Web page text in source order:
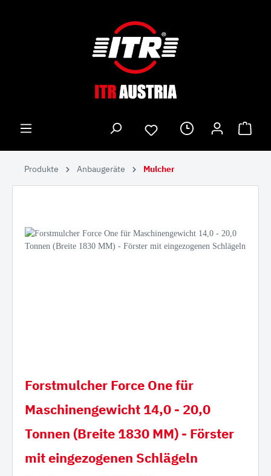
Produkte Anbaugeräte Mulcher
Forstmulcher Force One für
Maschinengewicht 14,0 - 20,0
Tonnen (Breite 1830 MM) - Förster
mit eingezogenen Schlägeln